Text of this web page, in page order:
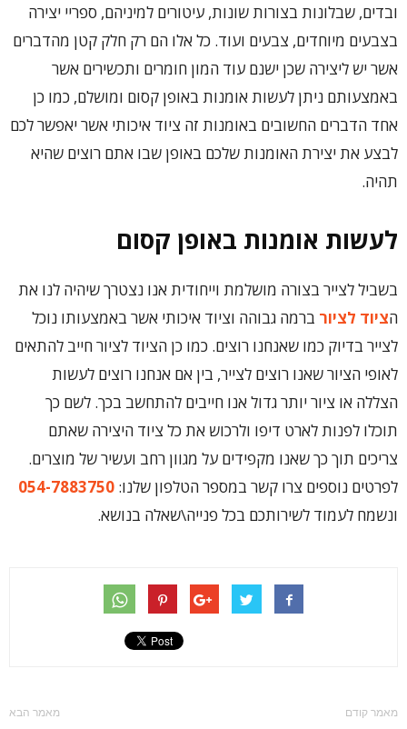
ובדים, שבלונות בצורות שונות, עיטורים למיניהם, ספריי יצירה
בצבעים מיוחדים, צבעים ועוד. כל אלו הם רק חלק קטן מהדברים
אשר יש ליצירה שכן ישנם עוד המון חומרים ותכשירים אשר
באמצעותם ניתן לעשות אומנות באופן קסום ומושלם, כמו כן
אחד הדברים החשובים באומנות זה ציוד איכותי אשר יאפשר לכם
לבצע את יצירת האומנות שלכם באופן שבו אתם רוצים שהיא
תהיה.
לעשות אומנות באופן קסום
בשביל לצייר בצורה מושלמת וייחודית אנו נצטרך שיהיה לנו את
הציוד לציור ברמה גבוהה וציוד איכותי אשר באמצעותו נוכל
לצייר בדיוק כמו שאנחנו רוצים. כמו כן הציוד לציור חייב להתאים
לאופי הציור שאנו רוצים לצייר, בין אם אנחנו רוצים לעשות
הצללה או ציור יותר גדול אנו חייבים להתחשב בכך. לשם כך
תוכלו לפנות לארט דיפו ולרכוש את כל ציוד היצירה שאתם
צריכים תוך כך שאנו מקפידים על מגוון רחב ועשיר של מוצרים.
לפרטים נוספים צרו קשר במספר הטלפון שלנו: 054-7883750
ונשמח לעמוד לשירותכם בכל פנייה\שאלה בנושא.
מאמר קודם מאמר הבא